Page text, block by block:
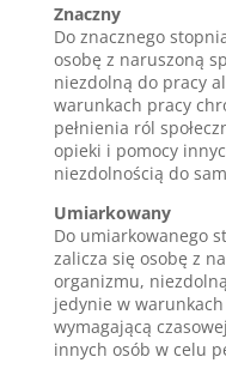
Znaczny
Do znacznego
osobę z naruszoną
niezdolną do pracy
warunkach pracy
pełnienia ról
opieki i pomocy
niezdolnością do
Umiarkowany
Do umiarkowanego
zalicza się osobę z
organizmu,
jedynie w
wymagającą
innych osób w celu